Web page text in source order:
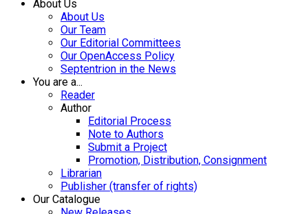
About Us
About Us
Our Team
Our Editorial Committees
Our OpenAccess Policy
Septentrion in the News
You are a...
Reader
Author
Editorial Process
Note to Authors
Submit a Project
Promotion, Distribution, Consignment
Librarian
Publisher (transfer of rights)
Our Catalogue